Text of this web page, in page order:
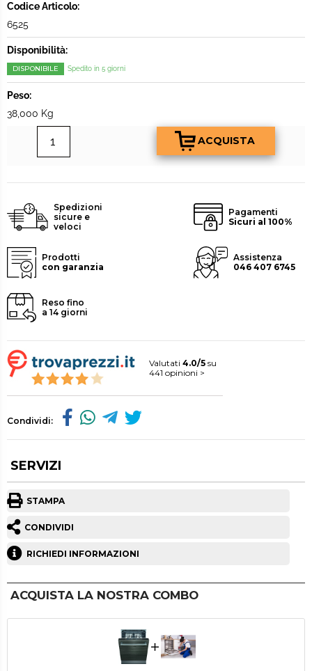
Codice Articolo:
6525
Disponibilità:
DISPONIBILE Spedito in 5 giorni
Peso:
38,000 Kg
Spedizioni
sicure e
veloci
Pagamenti
Sicuri al 100%
Prodotti
con garanzia
Assistenza
046 407 6745
Reso fino
a 14 giorni
Valutati 4.0/5 su
441 opinioni >
Condividi:
SERVIZI
STAMPA
CONDIVIDI
RICHIEDI INFORMAZIONI
ACQUISTA LA NOSTRA COMBO